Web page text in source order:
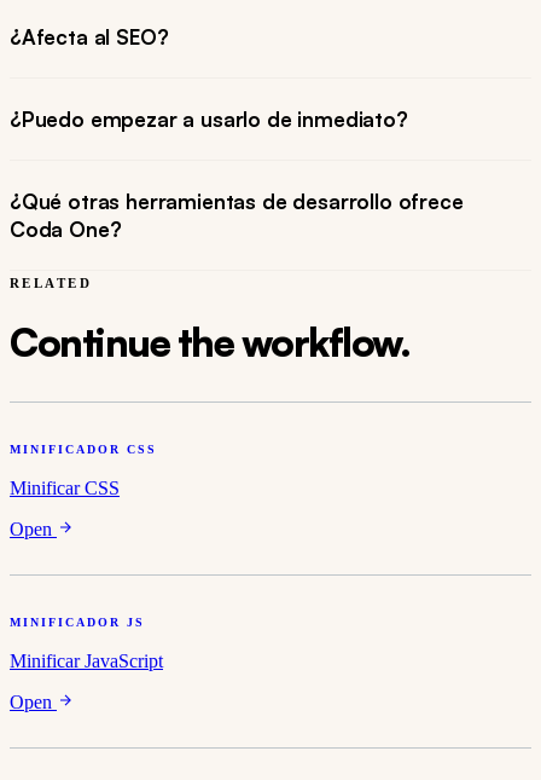
¿Afecta al SEO?
¿Puedo empezar a usarlo de inmediato?
¿Qué otras herramientas de desarrollo ofrece
Coda One?
RELATED
Continue the workflow.
MINIFICADOR CSS
Minificar CSS
Open
MINIFICADOR JS
Minificar JavaScript
Open